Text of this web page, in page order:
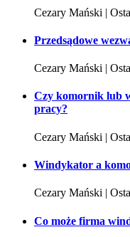
Cezary Mański |
Przedsądowe
Cezary Mański |
Czy komornik lub
pracy?
Cezary Mański |
Windykator a
Cezary Mański |
Co może firma